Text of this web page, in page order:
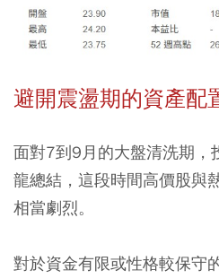
避開震盪期的資產配
面對7到9月的大盤清洗期，
龍總結，這段時間高價股與
相當劇烈。
對於資金有限或性格較保守